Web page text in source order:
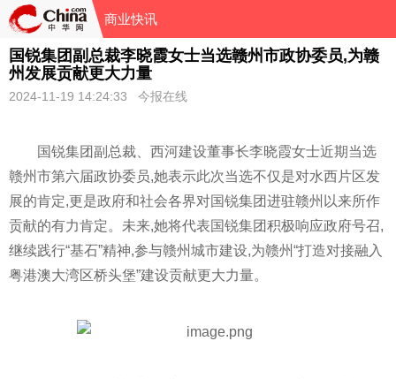
商业快讯
国锐集团副总裁李晓霞女士当选赣州市政协委员,为赣
州发展贡献更大力量
2024-11-19 14:24:33 今报在线
国锐集团副总裁、西河建设董事长李晓霞女士近期当选
赣州市第六届政协委员,她表示此次当选不仅是对水西片区发
展的肯定,更是政府和社会各界对国锐集团进驻赣州以来所作
贡献的有力肯定。未来,她将代表国锐集团积极响应政府号召,
继续践行“基石”精神,参与赣州城市建设,为赣州“打造对接融入
粤港澳大湾区桥头堡”建设贡献更大力量。